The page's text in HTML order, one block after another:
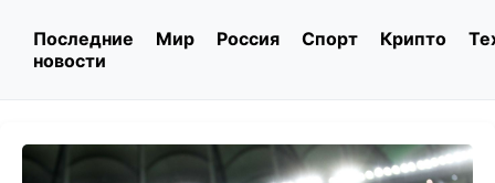
Последние
новости
Мир Россия Спорт Крипто